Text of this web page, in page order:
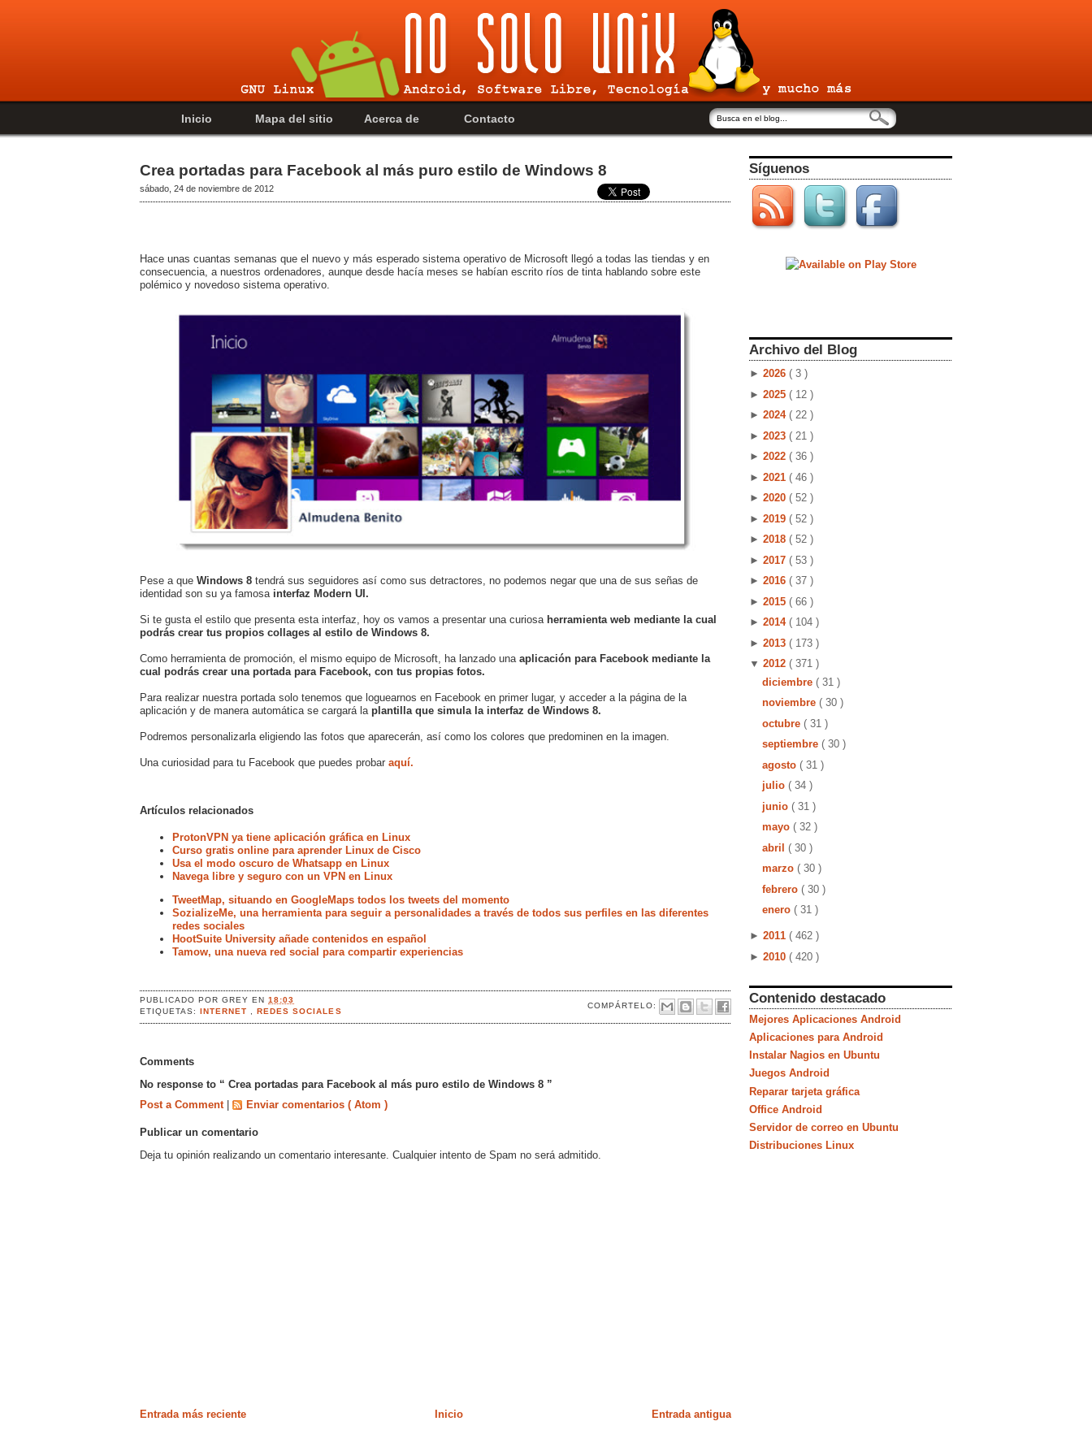
Inicio Mapa del sitio Acerca de Contacto
Crea portadas para Facebook al más puro estilo de Windows 8
sábado, 24 de noviembre de 2012
Hace unas cuantas semanas que el nuevo y más esperado sistema operativo de Microsoft llegó a todas las tiendas y en
consecuencia, a nuestros ordenadores, aunque desde hacía meses se habían escrito ríos de tinta hablando sobre este
polémico y novedoso sistema operativo.
Pese a que Windows 8 tendrá sus seguidores así como sus detractores, no podemos negar que una de sus señas de
identidad son su ya famosa interfaz Modern UI.
Si te gusta el estilo que presenta esta interfaz, hoy os vamos a presentar una curiosa herramienta web mediante la cual
podrás crear tus propios collages al estilo de Windows 8.
Como herramienta de promoción, el mismo equipo de Microsoft, ha lanzado una aplicación para Facebook mediante la
cual podrás crear una portada para Facebook, con tus propias fotos.
Para realizar nuestra portada solo tenemos que loguearnos en Facebook en primer lugar, y acceder a la página de la
aplicación y de manera automática se cargará la plantilla que simula la interfaz de Windows 8.
Podremos personalizarla eligiendo las fotos que aparecerán, así como los colores que predominen en la imagen.
Una curiosidad para tu Facebook que puedes probar aquí.
Artículos relacionados
ProtonVPN ya tiene aplicación gráfica en Linux
Curso gratis online para aprender Linux de Cisco
Usa el modo oscuro de Whatsapp en Linux
Navega libre y seguro con un VPN en Linux
TweetMap, situando en GoogleMaps todos los tweets del momento
SozializeMe, una herramienta para seguir a personalidades a través de todos sus perfiles en las diferentes
redes sociales
HootSuite University añade contenidos en español
Tamow, una nueva red social para compartir experiencias
PUBLICADO PORGREYEN18:03
COMPÁRTELO:
ETIQUETAS:INTERNET ,REDES SOCIALES
Comments
No response to “ Crea portadas para Facebook al más puro estilo de Windows 8 ”
Post a Comment
Enviar comentarios ( Atom )
Publicar un comentario
Deja tu opinión realizando un comentario interesante. Cualquier intento de Spam no será admitido.
Entrada más reciente Entrada antigua
Inicio
Síguenos
Archivo del Blog
► 2026 ( 3 )
► 2025 ( 12 )
► 2024 ( 22 )
► 2023 ( 21 )
► 2022 ( 36 )
► 2021 ( 46 )
► 2020 ( 52 )
► 2019 ( 52 )
► 2018 ( 52 )
► 2017 ( 53 )
► 2016 ( 37 )
► 2015 ( 66 )
► 2014 ( 104 )
► 2013 ( 173 )
▼ 2012 ( 371 )
diciembre ( 31 )
noviembre ( 30 )
octubre ( 31 )
septiembre ( 30 )
agosto ( 31 )
julio ( 34 )
junio ( 31 )
mayo ( 32 )
abril ( 30 )
marzo ( 30 )
febrero ( 30 )
enero ( 31 )
► 2011 ( 462 )
► 2010 ( 420 )
Contenido destacado
Mejores Aplicaciones Android
Aplicaciones para Android
Instalar Nagios en Ubuntu
Juegos Android
Reparar tarjeta gráfica
Office Android
Servidor de correo en Ubuntu
Distribuciones Linux